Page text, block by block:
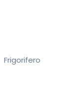
Frigorifero